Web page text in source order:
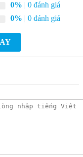
0% | 0 đánh giá
0% | 0 đánh giá